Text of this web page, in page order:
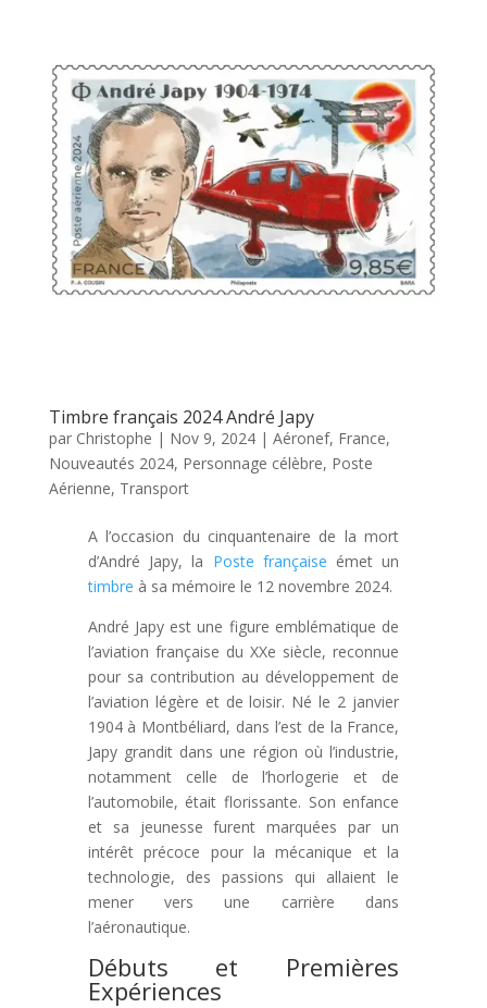
Timbre français 2024 André Japy
par Christophe | Nov 9, 2024| Aéronef, France,
Nouveautés 2024, Personnage célèbre, Poste
Aérienne, Transport
A l’occasion du cinquantenaire de la mort
d’André Japy, la Poste française émet un
timbre à sa mémoire le 12 novembre 2024.
André Japy est une figure emblématique de
l’aviation française du XXe siècle, reconnue
pour sa contribution au développement de
l’aviation légère et de loisir. Né le 2 janvier
1904 à Montbéliard, dans l’est de la France,
Japy grandit dans une région où l’industrie,
notamment celle de l’horlogerie et de
l’automobile, était florissante. Son enfance
et sa jeunesse furent marquées par un
intérêt précoce pour la mécanique et la
technologie, des passions qui allaient le
mener vers une carrière dans
l’aéronautique.
Débuts et Premières
Expériences